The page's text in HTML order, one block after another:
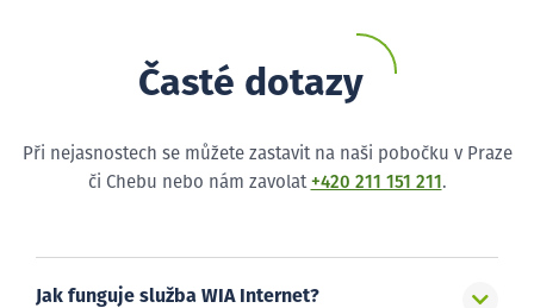
Časté dotazy
Při nejasnostech se můžete zastavit na naši pobočku v Praze
či Chebu nebo nám zavolat +420 211 151 211 .
Jak funguje služba WIA Internet?